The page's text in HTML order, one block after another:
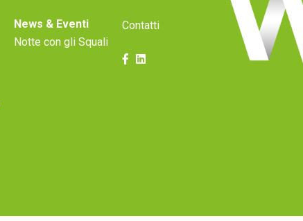
News & Eventi
Notte con gli Squali
Contatti